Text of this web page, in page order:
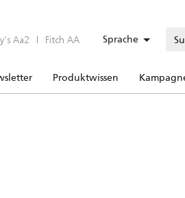
Aa2 | Fitch AA Sprache
Produktwissen